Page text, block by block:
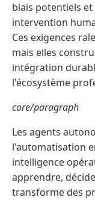
biais potentiels
intervention
Ces exigences
mais elles
intégration
l'écosystème
core/paragraph
Les agents
l'automatisation
intelligence
apprendre,
transforme des